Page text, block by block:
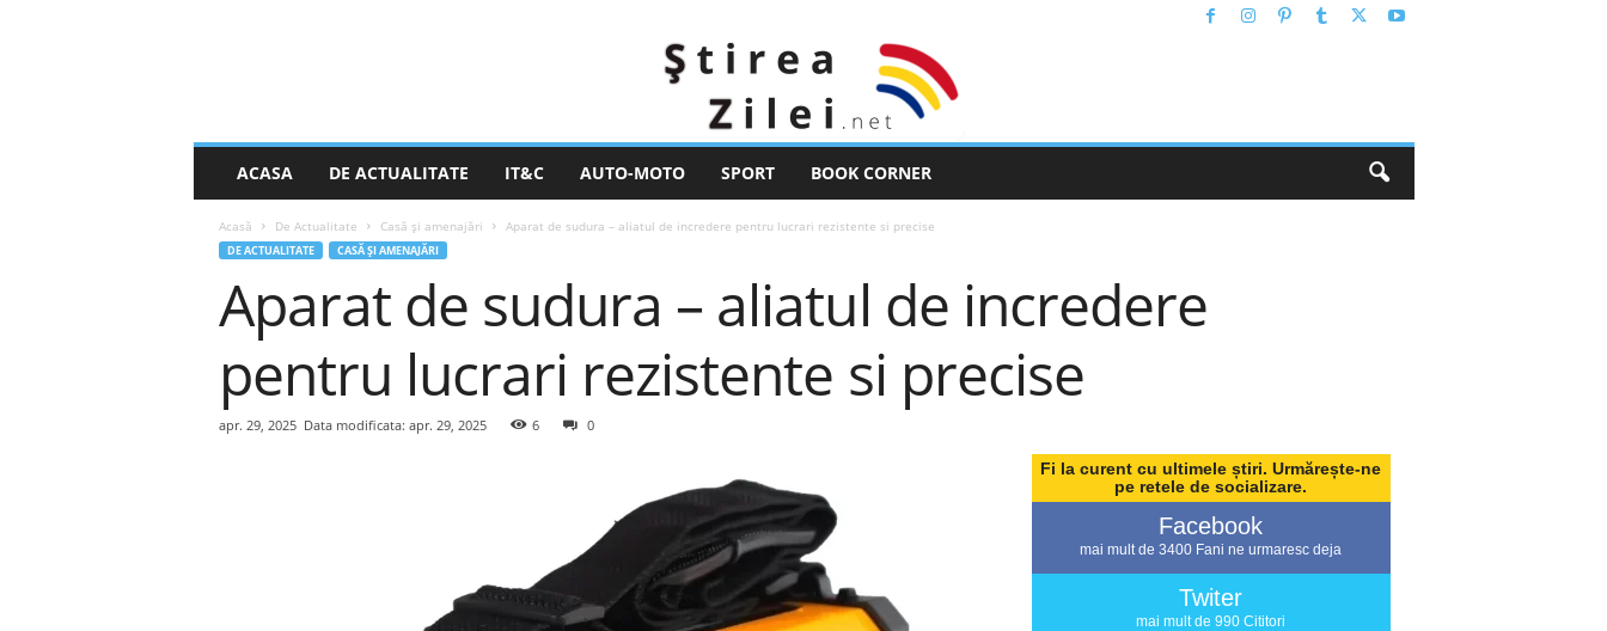
i
ACASA DE ACTUALITATE IT&C AUTO-MOTO SPORT BOOK CORNER
Acasă De Actualitate Casă și amenajări Aparat de sudura – aliatul de incredere pentru lucrari rezistente si precise
DE ACTUALITATE CASĂ ȘI AMENAJĂRI
Aparat de sudura – aliatul de incredere
pentru lucrari rezistente si precise
apr. 29, 2025 Data modificata: apr. 29, 2025 6 0
Fi la curent cu ultimele știri. Urmărește-ne
pe retele de socializare.
Facebook
mai mult de 3400 Fani ne urmaresc deja
Twiter
mai mult de 990 Cititori